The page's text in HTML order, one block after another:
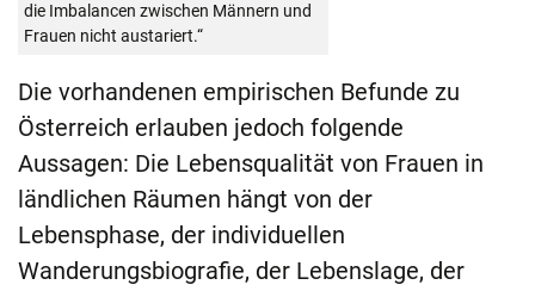
die Imbalancen zwischen Männern und
Frauen nicht austariert.“
Die vorhandenen empirischen Befunde zu
Österreich erlauben jedoch folgende
Aussagen: Die Lebensqualität von Frauen in
ländlichen Räumen hängt von der
Lebensphase, der individuellen
Wanderungsbiografie, der Lebenslage, der